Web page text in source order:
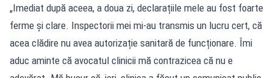
„Imediat după aceea, a doua zi, declarațiile mele au fost foarte
ferme și clare. Inspectorii mei mi-au transmis un lucru cert, că
acea clădire nu avea autorizație sanitară de funcționare. Îmi
aduc aminte că avocatul clinicii mă contrazicea că nu e